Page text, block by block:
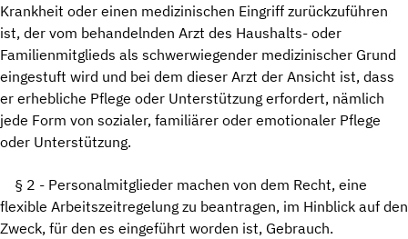
Krankheit oder einen medizinischen Eingriff zurückzuführen
ist, der vom behandelnden Arzt des Haushalts- oder
Familienmitglieds als schwerwiegender medizinischer Grund
eingestuft wird und bei dem dieser Arzt der Ansicht ist, dass
er erhebliche Pflege oder Unterstützung erfordert, nämlich
jede Form von sozialer, familiärer oder emotionaler Pflege
oder Unterstützung.
§ 2 - Personalmitglieder machen von dem Recht, eine
flexible Arbeitszeitregelung zu beantragen, im Hinblick auf den
Zweck, für den es eingeführt worden ist, Gebrauch.